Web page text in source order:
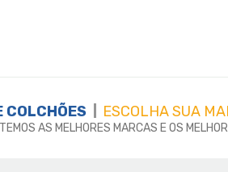
COLCHÕES ESCOLHA SUA
TEMOS AS MELHORES MARCAS E OS